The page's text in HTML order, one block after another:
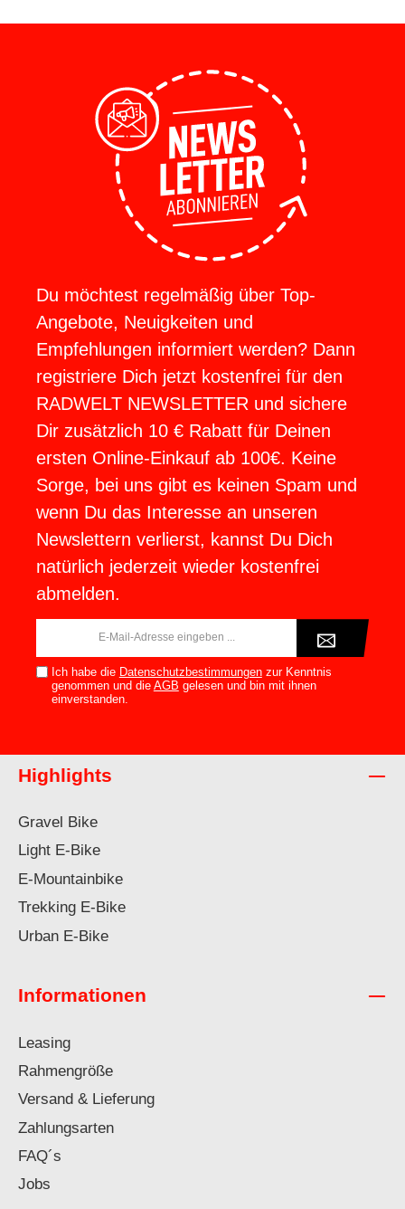
Du möchtest regelmäßig über Top-
Angebote, Neuigkeiten und
Empfehlungen informiert werden? Dann
registriere Dich jetzt kostenfrei für den
RADWELT NEWSLETTER und sichere
Dir zusätzlich 10 € Rabatt für Deinen
ersten Online-Einkauf ab 100€. Keine
Sorge, bei uns gibt es keinen Spam und
wenn Du das Interesse an unseren
Newslettern verlierst, kannst Du Dich
natürlich jederzeit wieder kostenfrei
abmelden.
Ich habe die Datenschutzbestimmungenzur Kenntnis
genommen und die AGB gelesen und bin mit ihnen
einverstanden.
Highlights
Gravel Bike
Light E-Bike
E-Mountainbike
Trekking E-Bike
Urban E-Bike
Informationen
Leasing
Rahmengröße
Versand & Lieferung
Zahlungsarten
FAQ´s
Jobs